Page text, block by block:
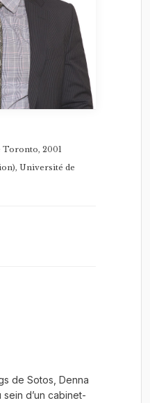
Toronto, 2001
Université de
de Sotos, Denna
d’un cabinet-